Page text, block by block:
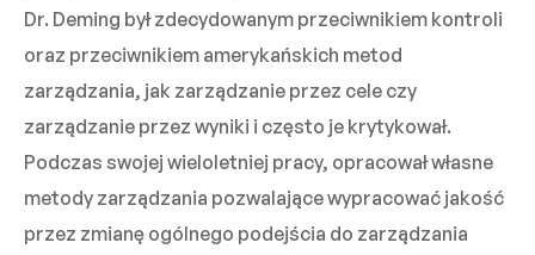
Dr. Deming był zdecydowanym przeciwnikiem kontroli
oraz przeciwnikiem amerykańskich metod
zarządzania, jak zarządzanie przez cele czy
zarządzanie przez wyniki i często je krytykował.
Podczas swojej wieloletniej pracy, opracował własne
metody zarządzania pozwalające wypracować jakość
przez zmianę ogólnego podejścia do zarządzania